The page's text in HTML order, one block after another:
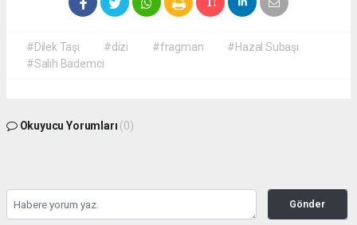
#Dilek Taşı #dizi #fragman
#Hazal Subaşı
#Salih Bademci
Okuyucu Yorumları (0)
Gönder